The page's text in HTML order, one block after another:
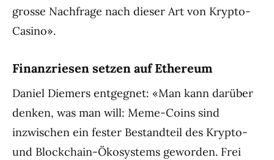
grosse Nachfrage nach dieser Art von Krypto-
Casino».
Finanzriesen setzen auf Ethereum
Daniel Diemers entgegnet: «Man kann darüber
denken, was man will: Meme-Coins sind
inzwischen ein fester Bestandteil des Krypto-
und Blockchain-Ökosystems geworden. Frei